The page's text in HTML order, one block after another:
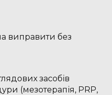
виправити без
засобів
(мезотерапія, PRP,